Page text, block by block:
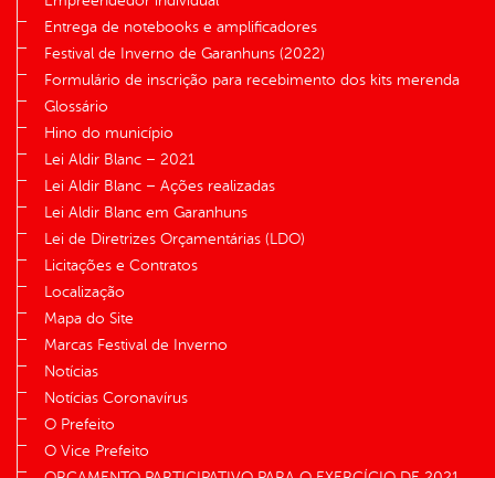
Entrega de notebooks e amplificadores
Festival de Inverno de Garanhuns (2022)
Formulário de inscrição para recebimento dos kits merenda
Glossário
Hino do município
Lei Aldir Blanc – 2021
Lei Aldir Blanc – Ações realizadas
Lei Aldir Blanc em Garanhuns
Lei de Diretrizes Orçamentárias (LDO)
Licitações e Contratos
Localização
Mapa do Site
Marcas Festival de Inverno
Notícias
Notícias Coronavírus
O Prefeito
O Vice Prefeito